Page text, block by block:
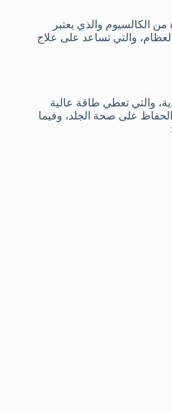
الكالسيوم والذي يعتبر
والتي تساعد على علاج
والتي تعطي طاقة عالية
على صحة الجلد، وفيما